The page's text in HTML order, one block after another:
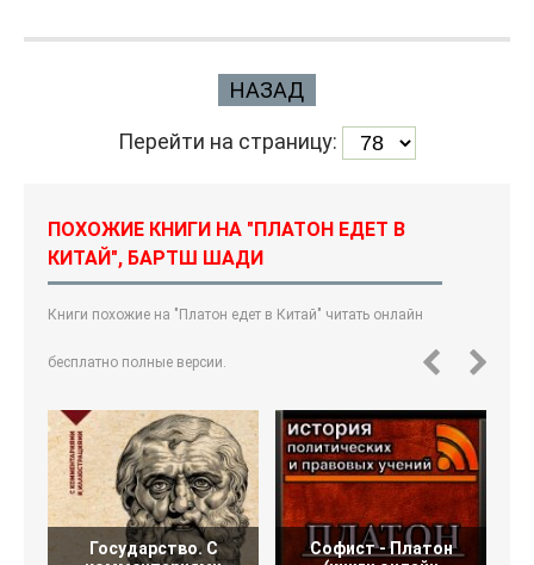
НАЗАД
Перейти на страницу:
ПОХОЖИЕ КНИГИ НА "ПЛАТОН ЕДЕТ В
КИТАЙ", БАРТШ ШАДИ
Книги похожие на "Платон едет в Китай" читать онлайн
бесплатно полные версии.
Государство. С
Софист - Платон